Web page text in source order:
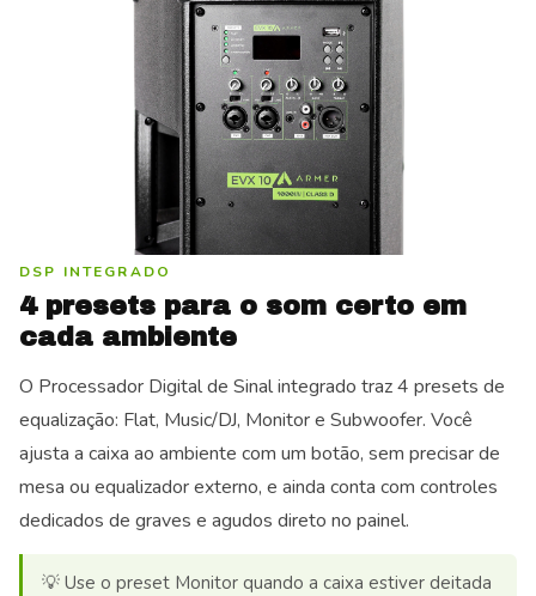
DSP INTEGRADO
4 presets para o som certo em
cada ambiente
O Processador Digital de Sinal integrado traz 4 presets de
equalização: Flat, Music/DJ, Monitor e Subwoofer. Você
ajusta a caixa ao ambiente com um botão, sem precisar de
mesa ou equalizador externo, e ainda conta com controles
dedicados de graves e agudos direto no painel.
💡 Use o preset Monitor quando a caixa estiver deitada